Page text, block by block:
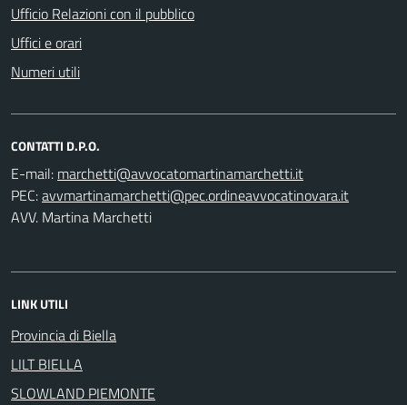
Ufficio Relazioni con il pubblico
Uffici e orari
Numeri utili
CONTATTI D.P.O.
E-mail:
PEC:
AVV. Martina Marchetti
LINK UTILI
Provincia di Biella
LILT BIELLA
SLOWLAND PIEMONTE